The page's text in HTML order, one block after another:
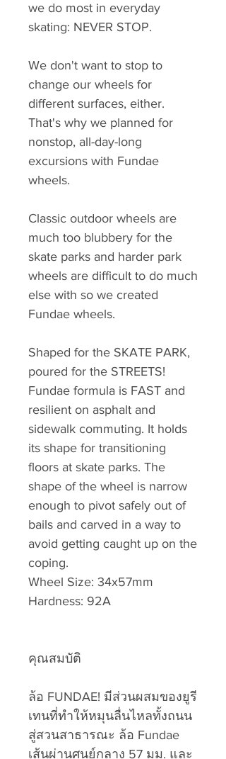
we do most in everyday
skating: NEVER STOP.
We don't want to stop to
change our wheels for
different surfaces, either.
That's why we planned for
nonstop, all-day-long
excursions with Fundae
wheels.
Classic outdoor wheels are
much too blubbery for the
skate parks and harder park
wheels are difficult to do much
else with so we created
Fundae wheels.
Shaped for the SKATE PARK,
poured for the STREETS!
Fundae formula is FAST and
resilient on asphalt and
sidewalk commuting. It holds
its shape for transitioning
floors at skate parks. The
shape of the wheel is narrow
enough to pivot safely out of
bails and carved in a way to
avoid getting caught up on the
coping.
Wheel Size: 34x57mm
Hardness: 92A
คุณสมบัติ
ล้อ FUNDAE! มีส่วนผสมของยูรี
เทนที่ทำให้หมุนลื่นไหลทั้งถนน
สู่สวนสาธารณะ ล้อ Fundae
เส้นผ่านศูนย์กลาง 57 มม. และ